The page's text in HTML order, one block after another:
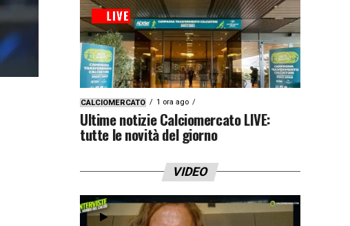
CALCIOMERCATO 1 ora ago
Ultime notizie Calciomercato LIVE:
tutte le novità del giorno
VIDEO